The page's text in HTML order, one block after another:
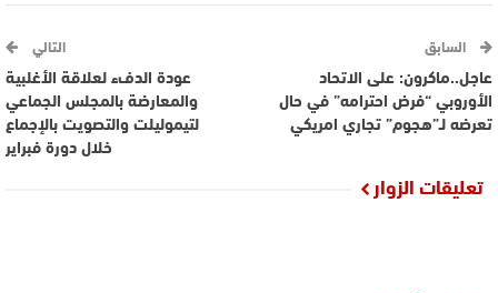
السابق
عاجل..ماكرون: على الاتحاد
الأوروبي “فرض احترامه” في حال
تعرضه لـ”هجوم” تجاري امريكي
التالي
عودة الدفء لعلاقة الأغلبية
والمعارضة بالمجلس الجماعي
لتيموليلت والتصويت بالإجماع
خلال دورة فبراير
تعليقات الزوار